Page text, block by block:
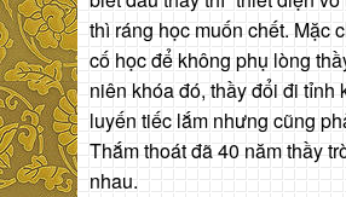
thì ráng học muốn chết. Mặc
cố học để không phụ lòng
niên khóa đó, thầy đổi đi tỉnh
luyến tiếc lắm nhưng cũng
Thắm thoát đã 40 năm thầy
nhau.